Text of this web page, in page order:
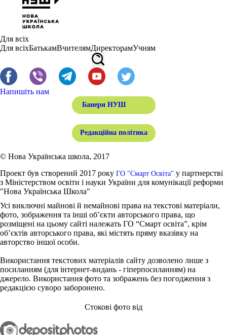
Для всіх
Для всіхБатькамВчителямДиректорамУчням
Напишіть нам
Банери НУШ
Редакційна політика
© Нова Українська школа, 2017
Проект був створений 2017 року ГО "Смарт Освіта" у партнерстві
з Міністерством освіти і науки України для комунікації реформи
"Нова Українська Школа"
Усі виключні майнові й немайнові права на текстові матеріали,
фото, зображення та інші об’єкти авторського права, що
розміщені на цьому сайті належать ГО “Смарт освіта”, крім
об’єктів авторського права, які містять пряму вказівку на
авторство іншої особи.
Використання текстових матеріалів сайту дозволено лише з
посиланням (для інтернет-видань - гіперпосиланням) на
джерело. Використання фото та зображень без погодження з
редакцією суворо заборонено.
Стокові фото від